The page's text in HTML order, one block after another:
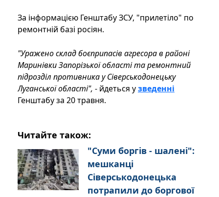
За інформацією Генштабу ЗСУ, "прилетіло" по
ремонтній базі росіян.
"Уражено склад боєприпасів агресора в районі
Маринівки Запорізької області та ремонтний
підрозділ противника у Сіверськодонецьку
Луганської області", - йдеться узведенні
Генштабу за 20 травня.
Читайте також:
"Суми боргів - шалені":
мешканці
Сіверськодонецька
потрапили до боргової